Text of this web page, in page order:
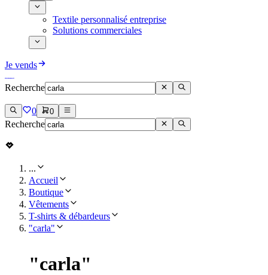
Textile personnalisé entreprise
Solutions commerciales
Je vends
Recherche
0 0
Recherche
...
Accueil
Boutique
Vêtements
T-shirts & débardeurs
"carla"
"carla"